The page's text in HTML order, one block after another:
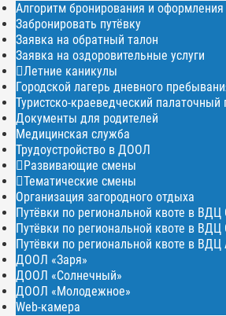
Алгоритм бронирования и оформления
Забронировать путёвку
Заявка на обратный талон
Заявка на оздоровительные услуги
Летние каникулы
Городской лагерь дневного
Туристско-краеведческий палаточный
Документы для родителей
Медицинская служба
Трудоустройство в ДООЛ
Развивающие смены
Тематические смены
Организация загородного отдыха
Путёвки по региональной квоте в ВДЦ
Путёвки по региональной квоте в ВДЦ
Путёвки по региональной квоте в ВДЦ
ДООЛ «Заря»
ДООЛ «Солнечный»
ДООЛ «Молодежное»
Web-камера